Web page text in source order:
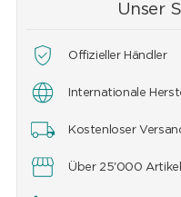
Unser
Offizieller Händler
Internationale
Kostenloser
Über 25'000